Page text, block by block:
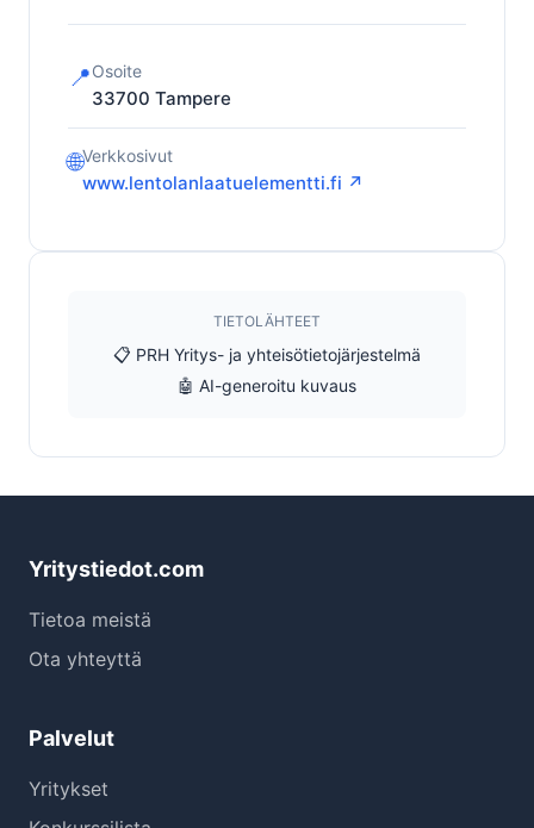
📍Osoite
33700 Tampere
🌐Verkkosivut
www.lentolanlaatuelementti.fi ↗
TIETOLÄHTEET
📋 PRH Yritys- ja yhteisötietojärjestelmä
🤖 AI-generoitu kuvaus
Yritystiedot.com
Tietoa meistä
Ota yhteyttä
Palvelut
Yritykset